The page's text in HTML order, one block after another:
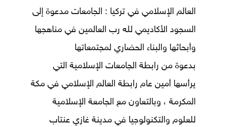
العالم الإسلامي في تركيا : الجامعات مدعوة إلى
السجود الأكاديمي لله رب العالمين في مناهجها
وأبحاثها والبناء الحضاري لمجتمعاتها
بدعوة من رابطة الجامعات الإسلامية التي
يرأسها أمين عام رابطة العالم الإسلامي في مكة
المكرمة ، وبالتعاون مع الجامعة الإسلامية
للعلوم والتكنولوجيا في مدينة غازي عنتاب